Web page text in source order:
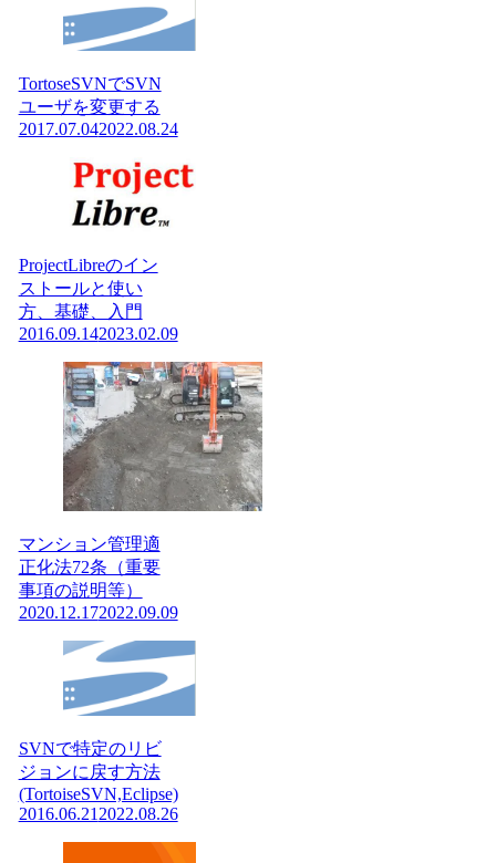
TortoseSVNでSVN
ユーザを変更する
2017.07.042022.08.24
ProjectLibreのイン
ストールと使い
方、基礎、入門
2016.09.142023.02.09
マンション管理適
正化法72条（重要
事項の説明等）
2020.12.172022.09.09
SVNで特定のリビ
ジョンに戻す方法
(TortoiseSVN,Eclipse)
2016.06.21 2022.08.26